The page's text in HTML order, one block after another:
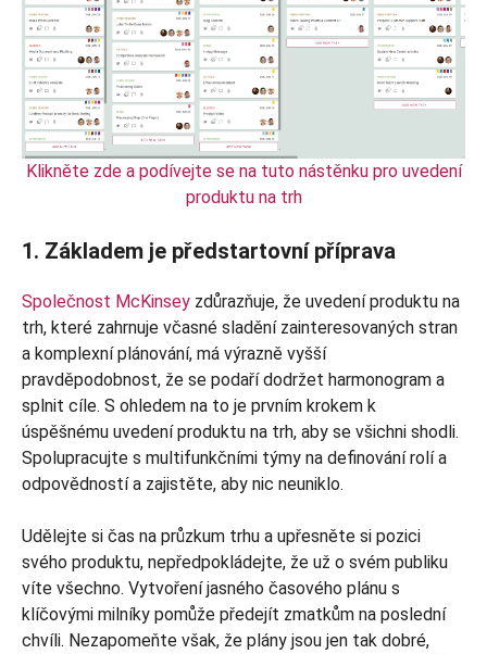
Klikněte zde a podívejte se na tuto nástěnku pro uvedení
produktu na trh
1. Základem je předstartovní příprava
Společnost McKinsey zdůrazňuje, že uvedení produktu na
trh, které zahrnuje včasné sladění zainteresovaných stran
a komplexní plánování, má výrazně vyšší
pravděpodobnost, že se podaří dodržet harmonogram a
splnit cíle. S ohledem na to je prvním krokem k
úspěšnému uvedení produktu na trh, aby se všichni shodli.
Spolupracujte s multifunkčními týmy na definování rolí a
odpovědností a zajistěte, aby nic neuniklo.
Udělejte si čas na průzkum trhu a upřesněte si pozici
svého produktu, nepředpokládejte, že už o svém publiku
víte všechno. Vytvoření jasného časového plánu s
klíčovými milníky pomůže předejít zmatkům na poslední
chvíli. Nezapomeňte však, že plány jsou jen tak dobré,